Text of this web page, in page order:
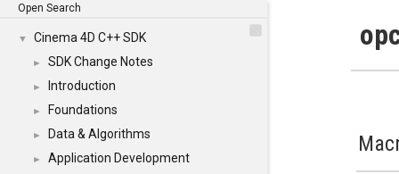
Open Search
▼ Cinema 4D C++ SDK
► SDK Change Notes
► Introduction
► Foundations
► Data & Algorithms
► Application Development